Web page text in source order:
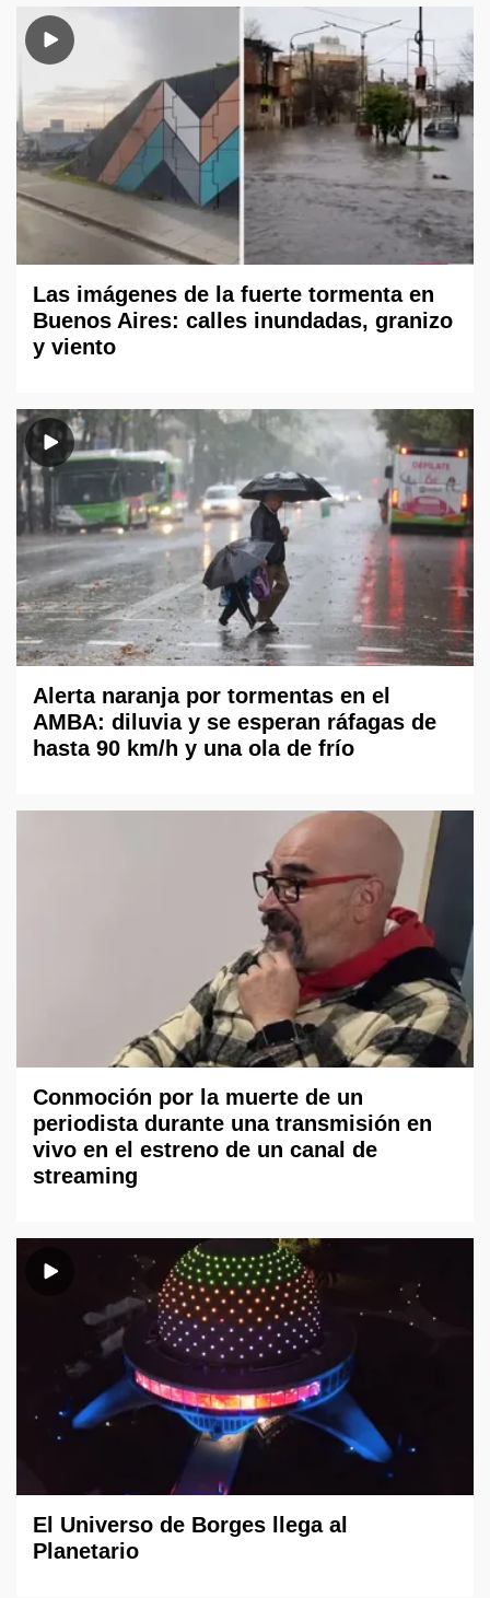
Las imágenes de la fuerte tormenta en
Buenos Aires: calles inundadas, granizo
y viento
Alerta naranja por tormentas en el
AMBA: diluvia y se esperan ráfagas de
hasta 90 km/h y una ola de frío
Conmoción por la muerte de un
periodista durante una transmisión en
vivo en el estreno de un canal de
streaming
El Universo de Borges llega al
Planetario